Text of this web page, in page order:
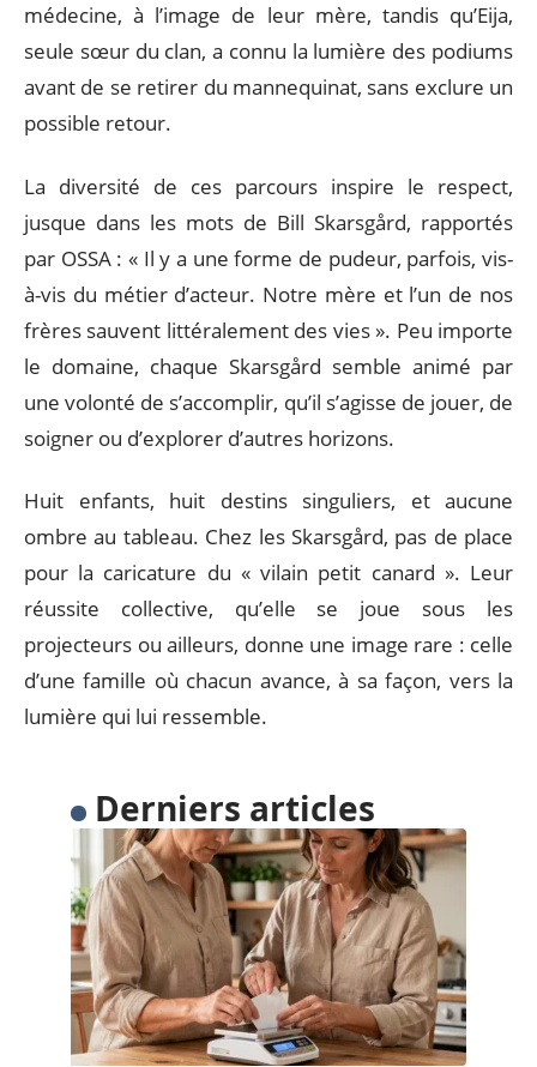
médecine, à l’image de leur mère, tandis qu’Eija,
seule sœur du clan, a connu la lumière des podiums
avant de se retirer du mannequinat, sans exclure un
possible retour.
La diversité de ces parcours inspire le respect,
jusque dans les mots de Bill Skarsgård, rapportés
par OSSA : « Il y a une forme de pudeur, parfois, vis-
à-vis du métier d’acteur. Notre mère et l’un de nos
frères sauvent littéralement des vies ». Peu importe
le domaine, chaque Skarsgård semble animé par
une volonté de s’accomplir, qu’il s’agisse de jouer, de
soigner ou d’explorer d’autres horizons.
Huit enfants, huit destins singuliers, et aucune
ombre au tableau. Chez les Skarsgård, pas de place
pour la caricature du « vilain petit canard ». Leur
réussite collective, qu’elle se joue sous les
projecteurs ou ailleurs, donne une image rare : celle
d’une famille où chacun avance, à sa façon, vers la
lumière qui lui ressemble.
Derniers articles